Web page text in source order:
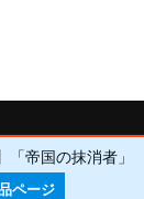
「帝国の抹消者」
ページ